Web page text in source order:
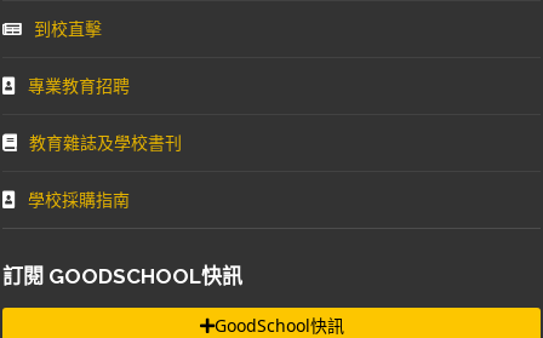
到校直擊
專業教育招聘
教育雜誌及學校書刊
學校採購指南
訂閱 GOODSCHOOL快訊
GoodSchool快訊